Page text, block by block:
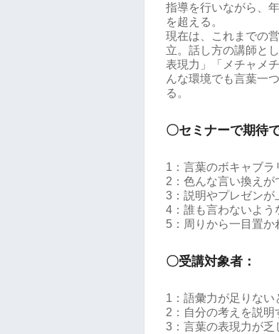
指導を行いながら、
を超える。
現在は、これまでの
立。話し方の講師と
表現力」「メチャメ
んな環境でも言葉一
る。
〇セミナーで期待
1：言葉のボキャブラ
2：色んな言い換えが
3：説明やプレゼンが
4：誰も言わないよう
5：周りから一目置か
〇受講対象者：
1：語彙力が足りない
2：自分の考えを説
3：言葉の表現力が乏